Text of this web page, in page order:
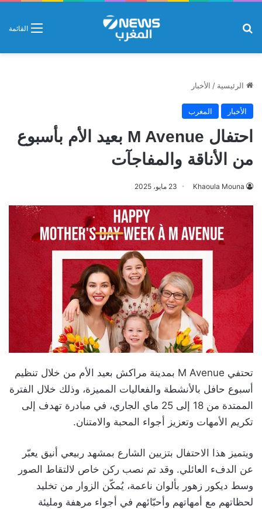
القائمة
الرئيسية / الأخبار
الأخبار المغرب
احتفال M Avenue بعيد الأم بأسبوع
من الأناقة والمفاجآت
Khaoula Mouna 23 مايو، 2025
تحتفي M Avenue بمدينة مراكش بعيد الأم من خلال تنظيم
أسبوع حافل بالأنشطة والفعاليات المميزة، وذلك خلال الفترة
الممتدة من 18 إلى 25 ماي الجاري، في مبادرة تهدف إلى
تكريم الأمهات وتعزيز أجواء المحبة والامتنان.
ويتميز هذا الاحتفال بتزيين الشارع بمشهد ربيعي أنيق يعبّر
عن الدفء العائلي. وقد تم نصب ركن خاص لالتقاط الصور
وسط ديكور زهور بألوان ناعمة، يُمكّن الزوار من تخليد
لحظاتهم مع أمهاتهم وأحبّائهم في أجواء مرهفة ومليئة